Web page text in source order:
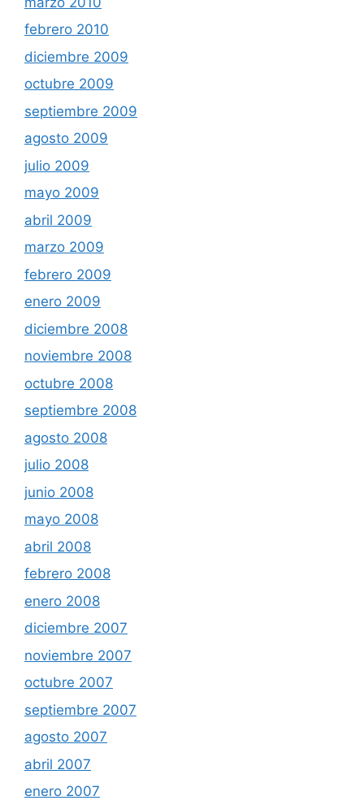
febrero 2010
diciembre 2009
octubre 2009
septiembre 2009
agosto 2009
julio 2009
mayo 2009
abril 2009
marzo 2009
febrero 2009
enero 2009
diciembre 2008
noviembre 2008
octubre 2008
septiembre 2008
agosto 2008
julio 2008
junio 2008
mayo 2008
abril 2008
febrero 2008
enero 2008
diciembre 2007
noviembre 2007
octubre 2007
septiembre 2007
agosto 2007
abril 2007
enero 2007